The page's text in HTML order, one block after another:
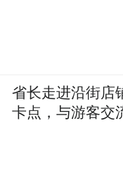
省长走进沿街店
卡点，与游客交